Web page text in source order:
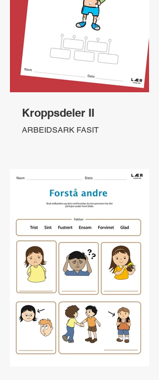
Kroppsdeler II
ARBEIDSARK FASIT